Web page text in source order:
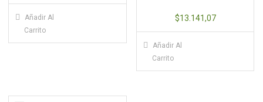
Añadir Al
Carrito
$13.141,07
Añadir Al
Carrito